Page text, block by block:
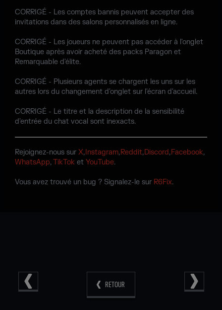
RETOUR
CORRIGÉ - Les comptes bannis peuvent accepter des
invitations dans des salons personnalisés en ligne.
CORRIGÉ - Les joueurs ne peuvent pas accéder à l'onglet
Boutique après avoir acheté des packs Paragon et
Remarquable d'élite.
CORRIGÉ - Plusieurs agents se chargent les uns sur les
autres lors du changement d'onglet sur l'écran d'accueil.
CORRIGÉ - Le titre et la description de la sensibilité
d'entrée du chat vocal sont inexacts.
Rejoignez-nous sur X, Instagram,Reddit,Discord,Facebook,
WhatsApp,TikTok et YouTube.
Vous avez trouvé un bug ? Signalez-le sur R6Fix.